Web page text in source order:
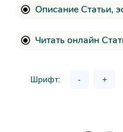
Описание Статьи,
Читать онлайн
Шрифт: - +